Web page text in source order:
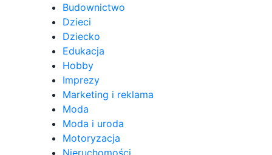
Budownictwo
Dzieci
Dziecko
Edukacja
Hobby
Imprezy
Marketing i reklama
Moda
Moda i uroda
Motoryzacja
Nieruchomości